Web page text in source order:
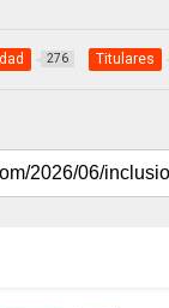
276 Titulares